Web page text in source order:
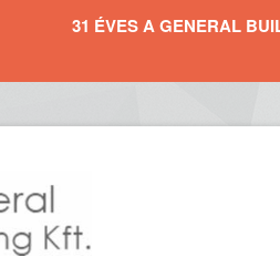
31 ÉVES A GENERAL